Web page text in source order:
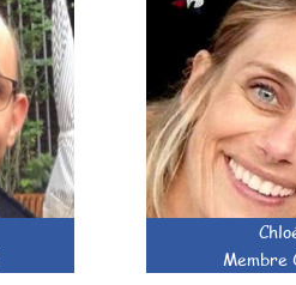
Membre